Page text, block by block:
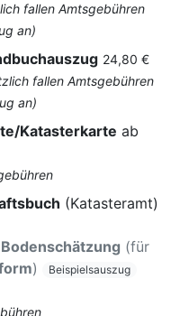
fallen Amtsgebühren
an)
24,80 €
fallen Amtsgebühren
an)
Katasterkarte ab
(Katasteramt)
(für
) Beispielsauszug